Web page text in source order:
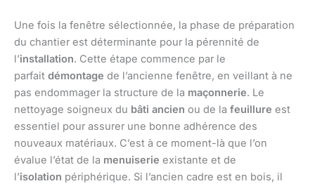
Une fois la fenêtre sélectionnée, la phase de préparation
du chantier est déterminante pour la pérennité de
l’installation. Cette étape commence par le
parfait démontage de l’ancienne fenêtre, en veillant à ne
pas endommager la structure de la maçonnerie. Le
nettoyage soigneux du bâti ancien ou de la feuillure est
essentiel pour assurer une bonne adhérence des
nouveaux matériaux. C’est à ce moment-là que l’on
évalue l’état de la menuiserie existante et de
l’isolation périphérique. Si l’ancien cadre est en bois, il